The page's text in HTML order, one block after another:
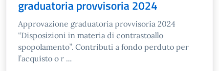
graduatoria provvisoria 2024
Approvazione graduatoria provvisoria 2024
“Disposizioni in materia di contrastoallo
spopolamento”. Contributi a fondo perduto per
l’acquisto o r ...